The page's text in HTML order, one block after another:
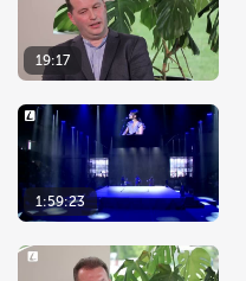
19:17
1:59:23